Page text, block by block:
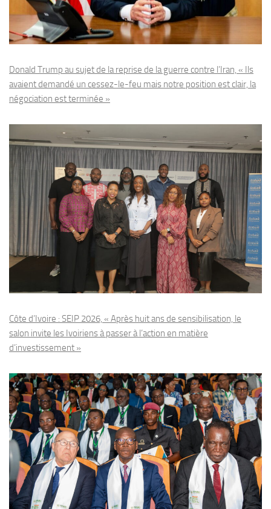
Donald Trump au sujet de la reprise de la guerre contre l’Iran, « Ils
avaient demandé un cessez-le-feu mais notre position est clair, la
négociation est terminée »
Côte d’Ivoire : SEIP 2026, « Après huit ans de sensibilisation, le
salon invite les Ivoiriens à passer à l’action en matière
d’investissement »